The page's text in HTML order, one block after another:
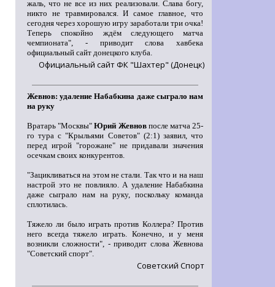
жаль, что не все из них реализовали. Слава богу,
никто не травмировался. И самое главное, что
сегодня через хорошую игру заработали три очка!
Теперь спокойно ждём следующего матча
чемпионата", - приводит слова хавбека
официальный сайт донецкого клуба.
Официальный сайт ФК "Шахтер" (Донецк)
Жевнов: удаление Набабкина даже сыграло нам
на руку
Вратарь "Москвы"Юрий Жевновпосле матча 25-
го тура с "Крыльями Советов" (2:1) заявил, что
перед игрой "горожане" не придавали значения
осечкам своих конкурентов.
"Зацикливаться на этом не стали. Так что и на наш
настрой это не повлияло. А удаление Набабкина
даже сыграло нам на руку, поскольку команда
сплотилась.
Тяжело ли было играть против Коллера? Против
него всегда тяжело играть. Конечно, и у меня
возникли сложности", - приводит слова Жевнова
"Советский спорт".
Советский Спорт